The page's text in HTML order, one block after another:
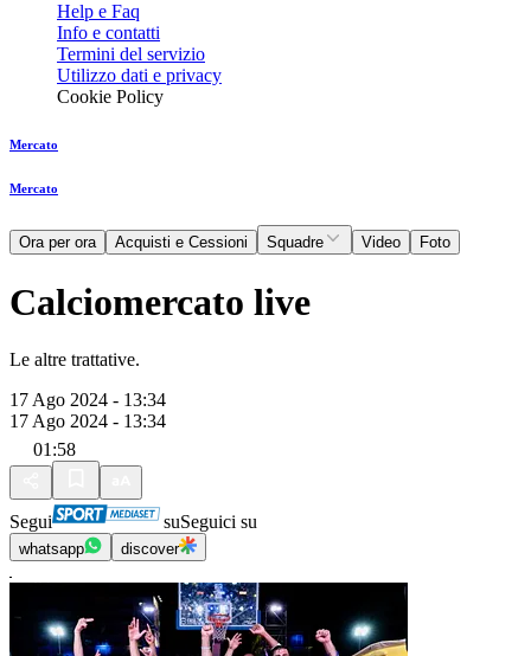
Help e Faq
Info e contatti
Termini del servizio
Utilizzo dati e privacy
Cookie Policy
Mercato
Mercato
Ora per ora Acquisti e Cessioni Squadre Video Foto
Calciomercato live
Le altre trattative.
17 Ago 2024 - 13:34
17 Ago 2024 - 13:34
01:58
Segui suSeguici su
whatsapp discover